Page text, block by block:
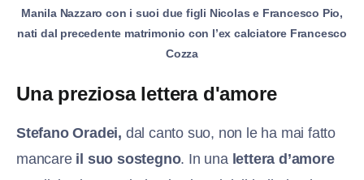
Manila Nazzaro con i suoi due figli Nicolas e Francesco Pio,
nati dal precedente matrimonio con l’ex calciatore Francesco
Cozza
Una preziosa lettera d'amore
Stefano Oradei, dal canto suo, non le ha mai fatto
mancare il suo sostegno. In una lettera d’amore